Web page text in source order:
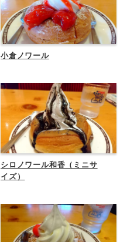
小倉ノワール
シロノワール和香（ミニサ
イズ）